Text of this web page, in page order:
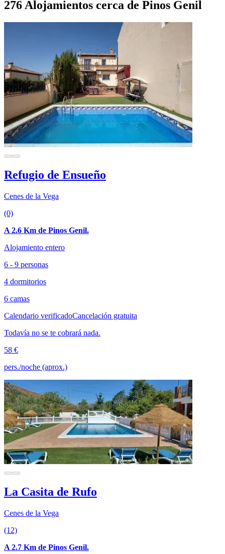
276 Alojamientos cerca de Pinos Genil
Refugio de Ensueño
Cenes de la Vega
(0)
A 2.6 Km de Pinos Genil.
Alojamiento entero
6 - 9 personas
4 dormitorios
6 camas
Calendario verificadoCancelación gratuita
Todavía no se te cobrará nada.
58 €
pers./noche (aprox.)
La Casita de Rufo
Cenes de la Vega
(12)
A 2.7 Km de Pinos Genil.